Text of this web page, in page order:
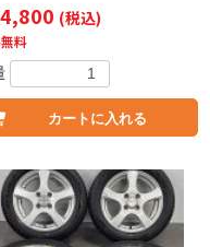
(税込)
料
カートに入れる